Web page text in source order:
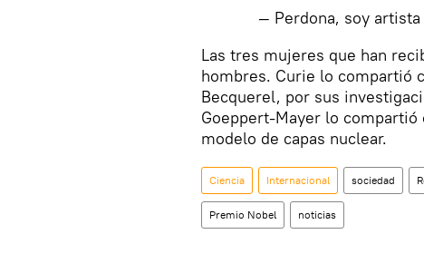
— Perdona, soy
Las tres mujeres que han
hombres. Curie lo compartió
Becquerel, por sus
Goeppert-Mayer lo
modelo de capas nuclear.
Ciencia Internacional sociedad
Premio Nobel noticias